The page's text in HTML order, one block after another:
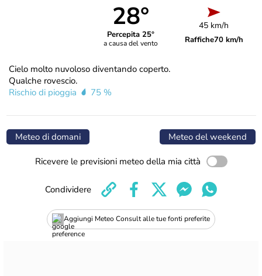
28°
Percepita 25°
a causa del vento
45 km/h
Raffiche70 km/h
Cielo molto nuvoloso diventando coperto.
Qualche rovescio.
Rischio di pioggia
75 %
Meteo di domani Meteo del weekend
Ricevere le previsioni meteo della mia città
Aggiungi Meteo Consult alle tue fonti preferite
Condividere